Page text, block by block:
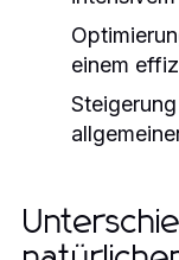
einem